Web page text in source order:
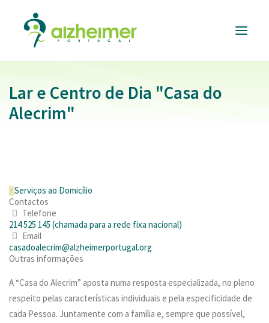
ALZHEIMER
PORTUGAL
INFORMAÇÃO
APOIAR
A CAUSA
DONATIVOS
ONDE ESTAMOS
CONTACTOS
Lar e Centro de Dia "Casa do
Alecrim"
Serviços ao Domicílio
Contactos
Telefone
214 525 145 (chamada para a rede fixa nacional)
Email
casadoalecrim@alzheimerportugal.org
Outras informações
A “Casa do Alecrim” aposta numa resposta especializada, no pleno
respeito pelas características individuais e pela especificidade de
cada Pessoa. Juntamente com a família e, sempre que possível,